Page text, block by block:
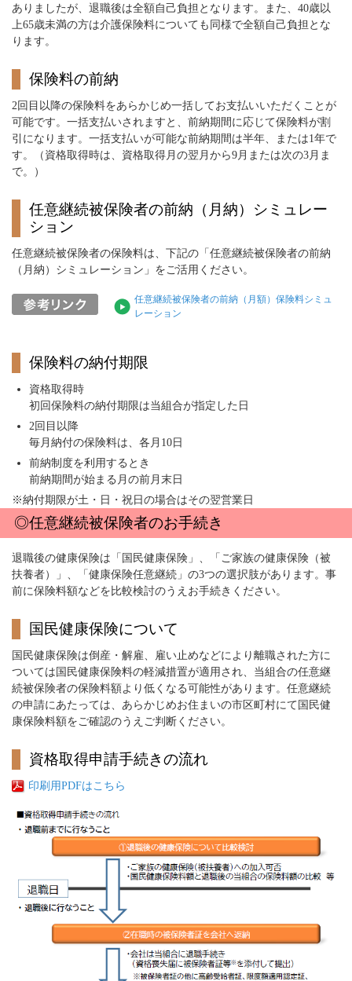
ありましたが、退職後は全額自己負担となります。また、40歳以
上65歳未満の方は介護保険料についても同様で全額自己負担とな
ります。
保険料の前納
2回目以降の保険料をあらかじめ一括してお支払いいただくことが
可能です。一括支払いされますと、前納期間に応じて保険料が割
引になります。一括支払いが可能な前納期間は半年、または1年で
す。（資格取得時は、資格取得月の翌月から9月または次の3月ま
で。）
任意継続被保険者の前納（月納）シミュレー
ション
任意継続被保険者の保険料は、下記の「任意継続被保険者の前納
（月納）シミュレーション」をご活用ください。
任意継続被保険者の前納（月額）保険料シミュ
レーション
保険料の納付期限
資格取得時
初回保険料の納付期限は当組合が指定した日
2回目以降
毎月納付の保険料は、各月10日
前納制度を利用するとき
前納期間が始まる月の前月末日
※納付期限が土・日・祝日の場合はその翌営業日
◎任意継続被保険者のお手続き
退職後の健康保険は「国民健康保険」、「ご家族の健康保険（被
扶養者）」、「健康保険任意継続」の3つの選択肢があります。事
前に保険料額などを比較検討のうえお手続きください。
国民健康保険について
国民健康保険は倒産・解雇、雇い止めなどにより離職された方に
ついては国民健康保険料の軽減措置が適用され、当組合の任意継
続被保険者の保険料額より低くなる可能性があります。任意継続
の申請にあたっては、あらかじめお住まいの市区町村にて国民健
康保険料額をご確認のうえご判断ください。
資格取得申請手続きの流れ
印刷用PDFはこちら